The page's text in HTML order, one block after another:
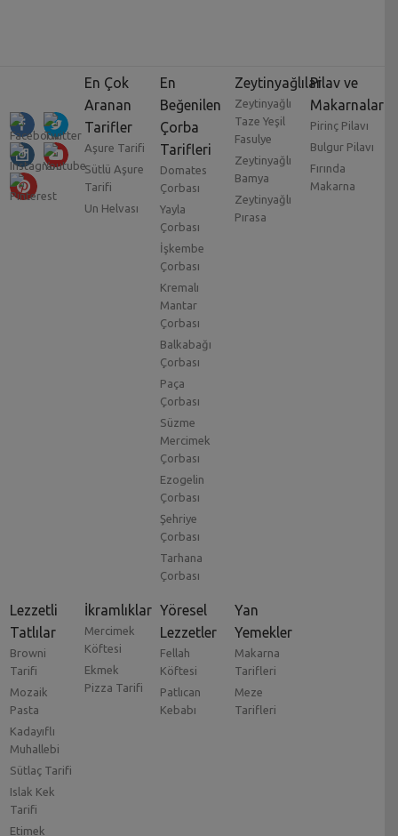
En Çok
Aranan
Tarifler
Aşure Tarifi
Sütlü Aşure
Tarifi
Un Helvası
En
Beğenilen
Çorba
Tarifleri
Domates
Çorbası
Yayla
Çorbası
İşkembe
Çorbası
Kremalı
Mantar
Çorbası
Balkabağı
Çorbası
Paça
Çorbası
Süzme
Mercimek
Çorbası
Ezogelin
Çorbası
Şehriye
Çorbası
Tarhana
Çorbası
Zeytinyağlılar
Zeytinyağlı
Taze Yeşil
Fasulye
Zeytinyağlı
Bamya
Zeytinyağlı
Pırasa
Pilav ve
Makarnalar
Pirinç Pilavı
Bulgur Pilavı
Fırında
Makarna
Lezzetli
Tatlılar
Browni
Tarifi
Mozaik
Pasta
Kadayıflı
Muhallebi
Sütlaç Tarifi
Islak Kek
Tarifi
Etimek
İkramlıklar
Mercimek
Köftesi
Ekmek
Pizza Tarifi
Yöresel
Lezzetler
Fellah
Köftesi
Patlıcan
Kebabı
Yan
Yemekler
Makarna
Tarifleri
Meze
Tarifleri